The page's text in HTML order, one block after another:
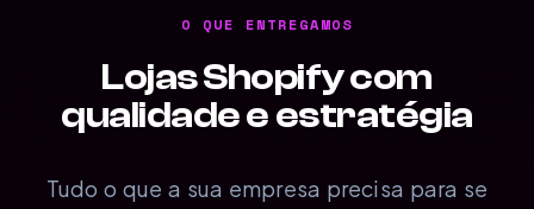
O QUE ENTREGAMOS
Lojas Shopify com
qualidade e estratégia
Tudo o que a sua empresa precisa para se